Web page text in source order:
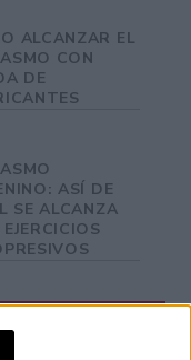
ALCANZAR EL
CON
DE
ASÍ DE
SE ALCANZA
sexuales,